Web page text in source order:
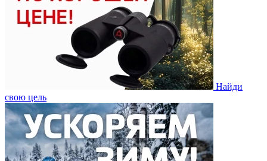
Найди
свою цель